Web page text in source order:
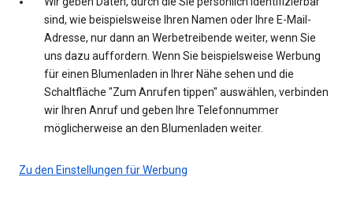
sind, wie beispielsweise Ihren Namen oder Ihre E-Mail-
Adresse, nur dann an Werbetreibende weiter, wenn Sie
uns dazu auffordern. Wenn Sie beispielsweise Werbung
für einen Blumenladen in Ihrer Nähe sehen und die
Schaltfläche "Zum Anrufen tippen" auswählen, verbinden
wir Ihren Anruf und geben Ihre Telefonnummer
möglicherweise an den Blumenladen weiter.
Zu den Einstellungen für Werbung